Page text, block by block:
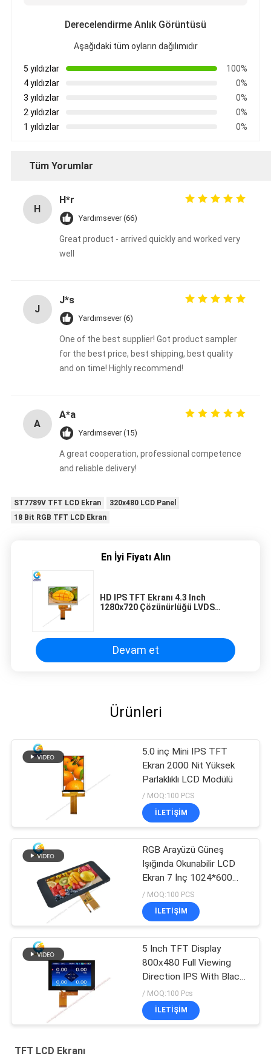
Derecelendirme Anlık Görüntüsü
Aşağıdaki tüm oyların dağılımıdır
5 yıldızlar
100%
4 yıldızlar
0%
3 yıldızlar
0%
2 yıldızlar
0%
1 yıldızlar
0%
Tüm Yorumlar
H
H*r
Yardımsever (66)
Great product - arrived quickly and worked very
well
J
J*s
Yardımsever (6)
One of the best supplier! Got product sampler
for the best price, best shipping, best quality
and on time! Highly recommend!
A
A*a
Yardımsever (15)
A great cooperation, professional competence
and reliable delivery!
ST7789V TFT LCD Ekran
320x480 LCD Panel
18 Bit RGB TFT LCD Ekran
En İyi Fiyatı Alın
HD IPS TFT Ekranı 4.3 Inch
1280x720 Çözünürlüğü LVDS
Devam et
Ürünleri
5.0 inç Mini IPS TFT
Ekran 2000 Nit Yüksek
Parlaklıklı LCD Modülü
/ MOQ:100 PCS
İLETIŞIM
RGB Arayüzü Güneş
Işığında Okunabilir LCD
Ekran 7 İnç 1024*600
40pin、
/ MOQ:100 PCS
İLETIŞIM
5 Inch TFT Display
800x480 Full Viewing
Direction IPS With Black
Glass Cover
/ MOQ:100 Pcs
İLETIŞIM
TFT LCD Ekranı